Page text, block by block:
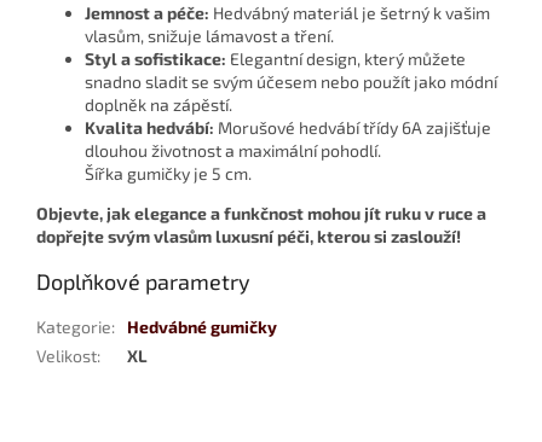
Jemnost a péče: Hedvábný materiál je šetrný k vašim
vlasům, snižuje lámavost a tření.
Styl a sofistikace: Elegantní design, který můžete
snadno sladit se svým účesem nebo použít jako módní
doplněk na zápěstí.
Kvalita hedvábí: Morušové hedvábí třídy 6A zajišťuje
dlouhou životnost a maximální pohodlí.
Šířka gumičky je 5 cm.
Objevte, jak elegance a funkčnost mohou jít ruku v ruce a
dopřejte svým vlasům luxusní péči, kterou si zaslouží!
Doplňkové parametry
Kategorie:
Hedvábné gumičky
Velikost: XL